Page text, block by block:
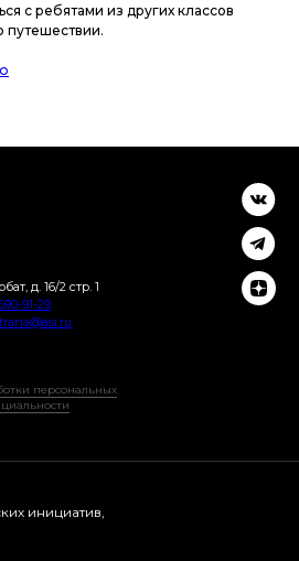
с ребятами из других классов
путешествии.
персональных
инициатив,
д. 16/2 стр. 1
91-29